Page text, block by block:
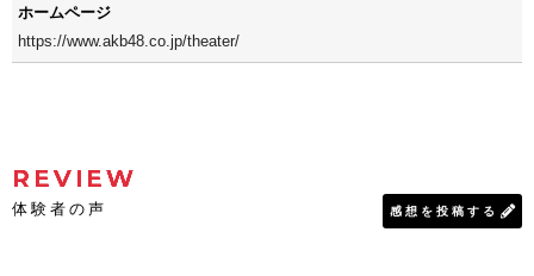
ホームページ
https://www.akb48.co.jp/theater/
REVIEW
体験者の声 感想を投稿する